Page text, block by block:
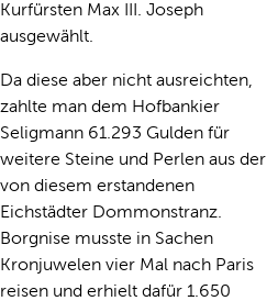
Kurfürsten Max III. Joseph
ausgewählt.
Da diese aber nicht ausreichten,
zahlte man dem Hofbankier
Seligmann 61.293 Gulden für
weitere Steine und Perlen aus der
von diesem erstandenen
Eichstädter Dommonstranz.
Borgnise musste in Sachen
Kronjuwelen vier Mal nach Paris
reisen und erhielt dafür 1.650